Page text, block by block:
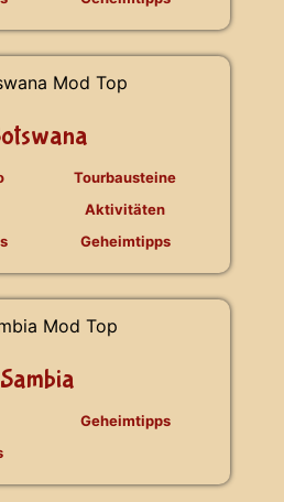
Tourbausteine
Aktivitäten
Geheimtipps
Sambia
Geheimtipps